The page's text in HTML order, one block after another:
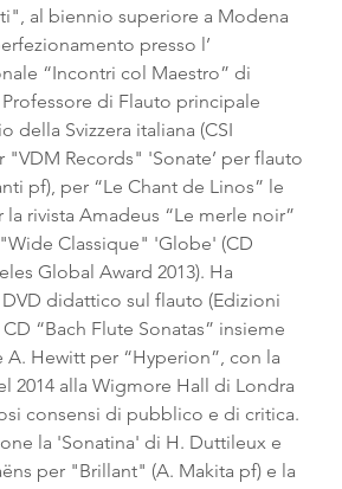
al biennio superiore a Modena
presso l’
“Incontri col Maestro” di
di Flauto principale
della Svizzera italiana (CSI
"VDM Records" 'Sonate’ per flauto
pf), per “Le Chant de Linos” le
rivista Amadeus “Le merle noir”
Classique" 'Globe' (CD
Global Award 2013). Ha
didattico sul flauto (Edizioni
“Bach Flute Sonatas” insieme
A. Hewitt per “Hyperion”, con la
2014 alla Wigmore Hall di Londra
consensi di pubblico e di critica.
la 'Sonatina' di H. Duttileux e
per "Brillant" (A. Makita pf) e la